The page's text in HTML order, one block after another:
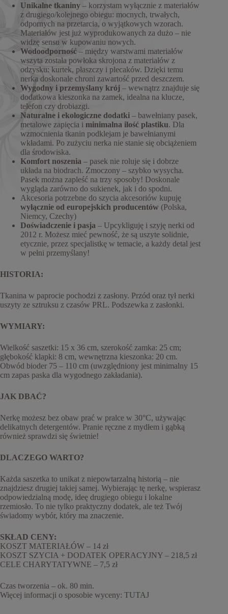
Unikalne tkaniny – korzystam wyłącznie z materiałów
z drugiego/kolejnego obiegu: mocnych, trwałych,
odpornych na przetarcia, o wyjątkowych wzorach.
Materiałów jest już wyprodukowanych za dużo – nie
widzę sensu w kupowaniu nowych.
Wodoodporność – między warstwami materiałów
wszyta została powłoka skrojona z materiałów z
odzysku: kurtek, płaszczy i plecaków. Dzięki temu
nerka doskonale chroni zawartość przed deszczem.
Wygodny i przemyślany krój – wewnątrz znajduje się
dodatkowa kieszonka na zamek, idealna na klucze,
telefon czy drobiazgi.
Naturalne i ekologiczne dodatki – bawełniany pasek,
metalowe zapięcia i minimalna ilość plastiku. Dla
wzmocnienia tkanin podklejam je bawełnianymi
wkładami. Po zużyciu nerka nie stanie się obciążeniem
dla środowiska.
Komfort noszenia – pasek nie roluje się i dobrze
układa na biodrach. Zmoczony – szybko wysycha.
Pasek można zapleść na trzy sposoby! Doskonale
wygląda zarówno do sukienek, jak i do spodni.
Akcesoria potrzebne do szycia akcesoriów kupuję
wyłącznie od europejskich producentów (Polska,
Niemcy, Czechy)
Doświadczenie i pasja – Upcykliguję i szyję nerki od
2012 r. Możesz mieć pewność, że są uszyte solidnie,
etycznie, przez specjalistkę w temacie, a każdy detal jest
w pełni przemyślany!
HISTORIA:
Tkanina w paprocie pochodzi z zasłony. Przód oraz tył nerki
uszyty ze sztruksu z czasów PRL. Podszewka z zasłonki.
WYMIARY:
Wielkość saszetki: 15 x 36 cm, szerokość zamka: 25 cm;
głębokość klapki: 8 cm, wewnętrzna kieszonka: 20 cm.
Obwód bioder 75 – 110 cm (uwzględniony jest minimalny 15
cm zapas paska dla wygodnego zakładania).
JAK DBAĆ?
Nerkę możesz bez obaw prać w pralce w 30°C, używając
delikatnych detergentów. Pranie ręczne z mydłem i gąbką
również sprawdzi się świetnie!
DLACZEGO WARTO?
Każda saszetka to unikat z niepowtarzalną historią – nie
znajdziesz drugiej takiej samej. Wybierając tę nerkę, wspierasz
odpowiedzialną modę, ideę drugiego obiegu i lokalne
rzemiosło. To nie tylko praktyczny dodatek, ale też Twój
świadomy wybór, który ma znaczenie.
SKŁAD CENY:
KOSZT MATERIAŁÓW – 14 zł
KOSZT SZYCIA + DODATEK OPERACYJNY – 218,5 zł
CELE CHARYTATYWNE – 7,5 zł
Czas tworzenia – ok. 80 min.
Więcej informacji o sposobie wyceny: TUTAJ